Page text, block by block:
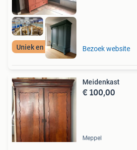
Uniek en duurzaam! Bezoek website
Meidenkast
€ 100,00
Meppel